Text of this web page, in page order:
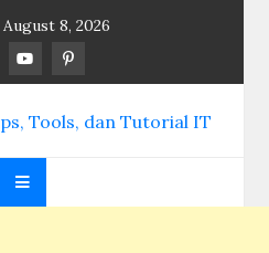
August 8, 2026
| Tips,
Tutorial